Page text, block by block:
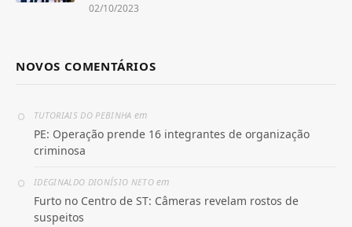
02/10/2023
NOVOS COMENTÁRIOS
TUTORIAIS DO PEBINHA em
PE: Operação prende 16 integrantes de organização
criminosa
IDEGINALDO DIONÍSIO NETOem
Furto no Centro de ST: Câmeras revelam rostos de
suspeitos